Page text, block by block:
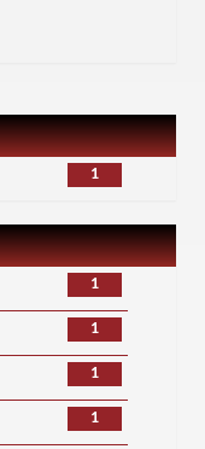
1
1
1
1
1